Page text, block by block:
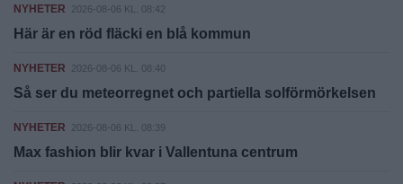
NYHETER 2026-08-06 KL. 08:42
Här är en röd fläcki en blå kommun
NYHETER 2026-08-06 KL. 08:40
Så ser du meteorregnet och partiella solförmörkelsen
NYHETER 2026-08-06 KL. 08:39
Max fashion blir kvar i Vallentuna centrum